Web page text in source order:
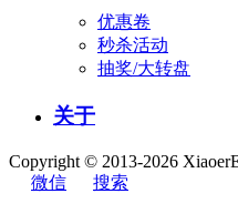
优惠卷
秒杀活动
抽奖/大转盘
关于
Copyright © 2013-2026
微信
搜索